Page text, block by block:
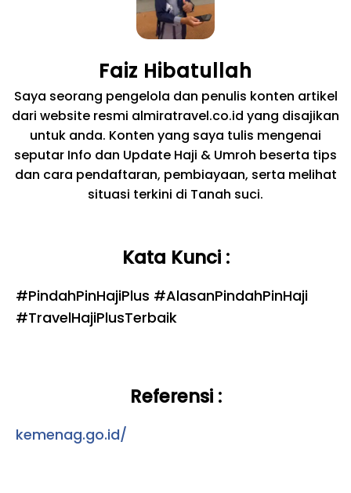
Faiz Hibatullah
Saya seorang pengelola dan penulis konten artikel
dari website resmi almiratravel.co.id yang disajikan
untuk anda. Konten yang saya tulis mengenai
seputar Info dan Update Haji & Umroh beserta tips
dan cara pendaftaran, pembiayaan, serta melihat
situasi terkini di Tanah suci.
Kata Kunci :
#PindahPinHajiPlus #AlasanPindahPinHaji
#TravelHajiPlusTerbaik
Referensi :
kemenag.go.id/